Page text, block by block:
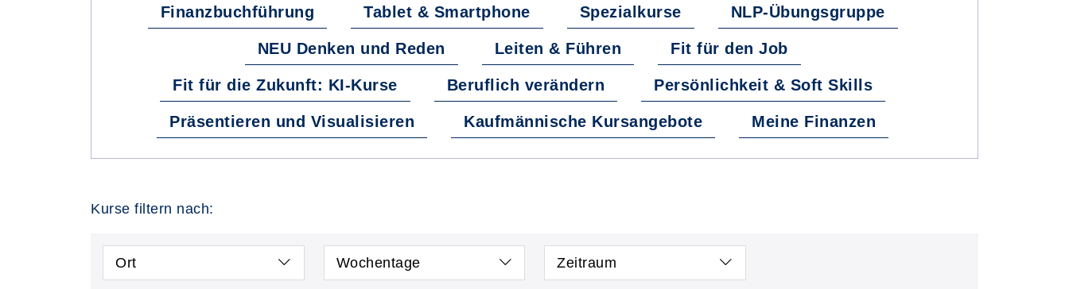
Finanzbuchführung Tablet & Smartphone Spezialkurse NLP-Übungsgruppe
NEU Denken und Reden Leiten & Führen Fit für den Job
Fit für die Zukunft: KI-Kurse Beruflich verändern Persönlichkeit & Soft Skills
Präsentieren und Visualisieren Kaufmännische Kursangebote Meine Finanzen
Kurse filtern nach:
Ort Wochentage Zeitraum